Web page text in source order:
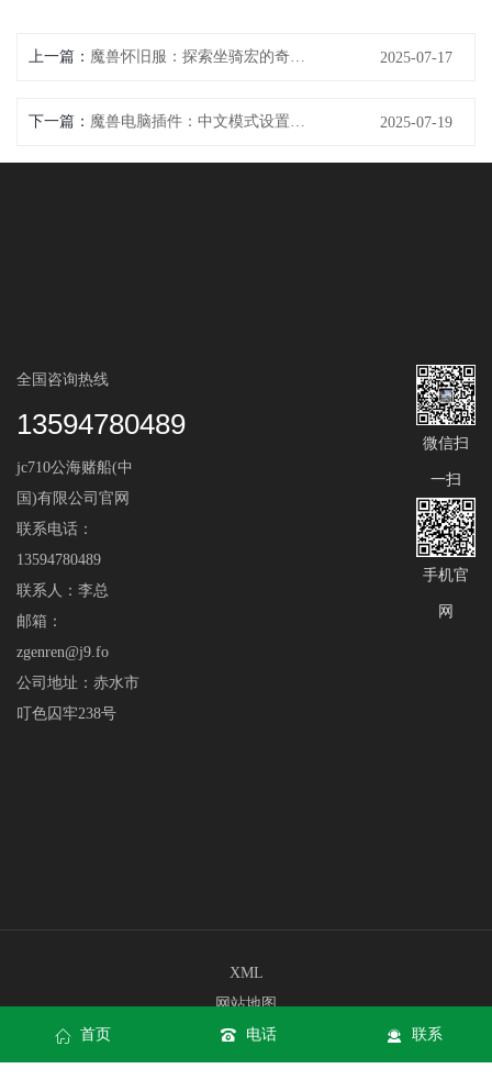
上一篇： 2025-07-17
下一篇： 2025-07-19
全国咨询热线
13594780489
jc710公海赌船(中
国)有限公司官网
联系电话：
13594780489
联系人：李总
邮箱：
zgenren@j9.fo
公司地址：赤水市
叮色囚牢238号
微信扫
一扫
手机官
网
XML
网站地图
网站地图
公海赌船710网站网页版
首页 电话 联系